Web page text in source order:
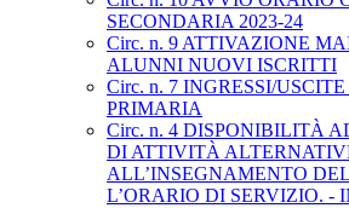
SECONDARIA 2023-24
Circ. n. 9 ATTIVAZIONE
ALUNNI NUOVI ISCRITTI
Circ. n. 7 INGRESSI/
PRIMARIA
Circ. n. 4 DISPONIBILITÀ
DI ATTIVITÀ
ALL’INSEGNAMENTO
L’ORARIO DI SERVIZIO. -